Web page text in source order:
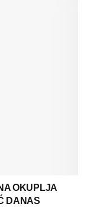
OKUPLJA
DANAS